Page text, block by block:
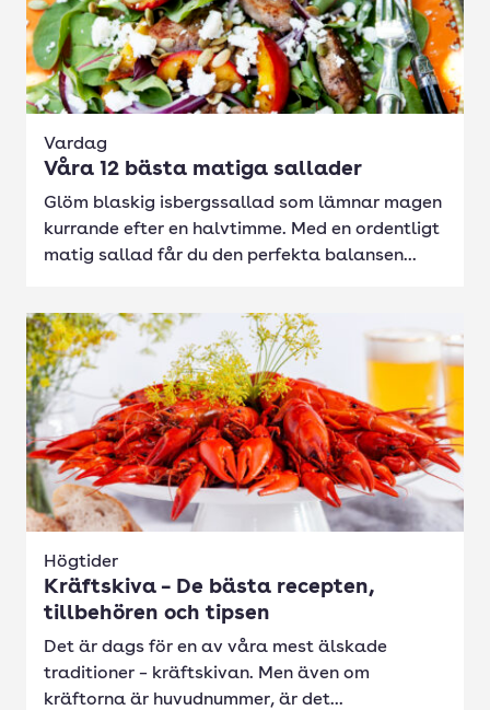
Vardag
Våra 12 bästa matiga sallader
Glöm blaskig isbergssallad som lämnar magen
kurrande efter en halvtimme. Med en ordentligt
matig sallad får du den perfekta balansen...
Högtider
Kräftskiva – De bästa recepten,
tillbehören och tipsen
Det är dags för en av våra mest älskade
traditioner – kräftskivan. Men även om
kräftorna är huvudnummer, är det...